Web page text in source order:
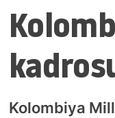
Kolombiya